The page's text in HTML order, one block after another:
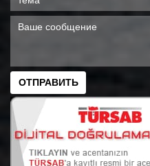
ОТПРАВИТЬ